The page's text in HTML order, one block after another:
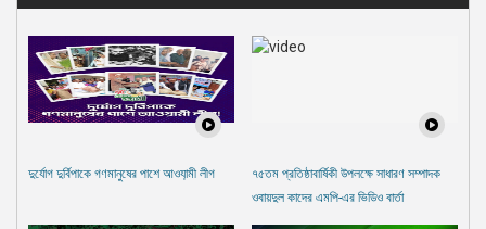
দুর্যোগ দুর্বিপাকে গণমানুষের পাশে আওযা়মী লীগ
৭৫তম প্রতিষ্ঠাবার্ষিকী উপলক্ষে সাধারণ সম্পাদক
ওবায়দুল কাদের এমপি-এর ভিডিও বার্তা